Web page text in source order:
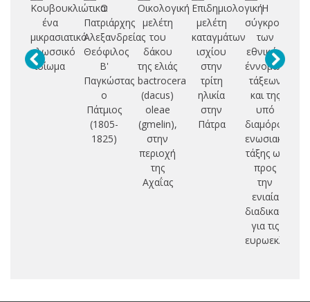
Κουβουκλιώτικα:
ένα
μικρασιατικό
γλωσσικό
ιδίωμα
Ο
Πατριάρχης
Αλεξανδρείας
Θεόφιλος
Β'
Παγκώστας
ο
Πάτμιος
(1805-
1825)
Οικολογική
μελέτη
του
δάκου
της ελιάς
bactrocera
(dacus)
oleae
(gmelin),
στην
περιοχή
της
Αχαΐας
Επιδημιολογική
μελέτη
καταγμάτων
ισχίου
στην
τρίτη
ηλικία
στην
Πάτρα
Η
σύγκρουση
των
εθνικών
έννομων
τάξεων
και της
υπό
διαμόρφωση
ενωσιακής
τάξης ως
προς
την
ενιαία
διαδικασία
για τις
ευρωεκλογές